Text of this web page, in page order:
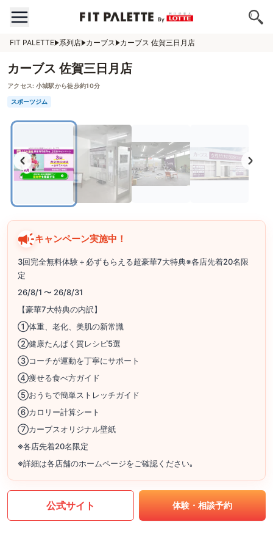
FIT PALETTE 系列店 カーブス カーブス 佐賀三日月店
カーブス 佐賀三日月店
アクセス: 小城駅から徒歩約10分
スポーツジム
キャンペーン実施中！
3回完全無料体験＋必ずもらえる超豪華7大特典※各店先着20名限
定
26/8/1 〜 26/8/31
【豪華7大特典の内訳】
①体重、老化、美肌の新常識
②健康たんぱく質レシピ5選
③コーチが運動を丁寧にサポート
④痩せる食べ方ガイド
⑤おうちで簡単ストレッチガイド
⑥カロリー計算シート
⑦カーブスオリジナル壁紙
※各店先着20名限定
※詳細は各店舗のホームページをご確認ください｡
公式サイト 体験・相談予約